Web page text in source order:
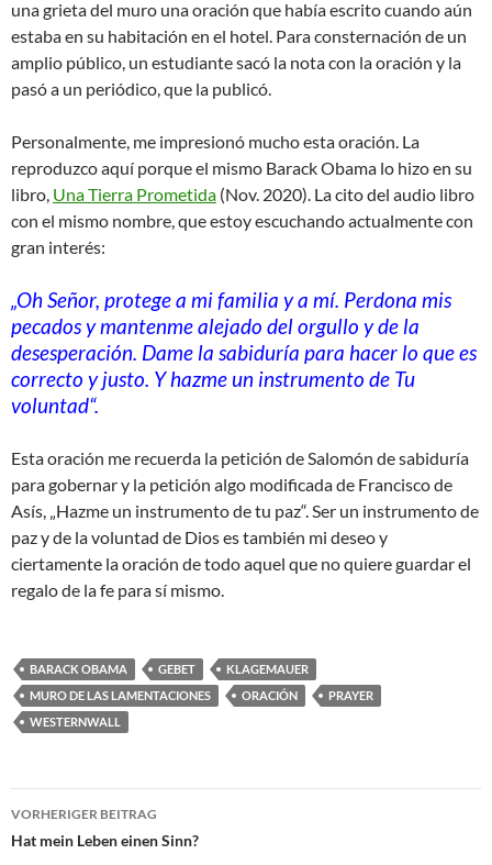
una grieta del muro una oración que había escrito cuando aún
estaba en su habitación en el hotel. Para consternación de un
amplio público, un estudiante sacó la nota con la oración y la
pasó a un periódico, que la publicó.
Personalmente, me impresionó mucho esta oración. La
reproduzco aquí porque el mismo Barack Obama lo hizo en su
libro, Una Tierra Prometida (Nov. 2020). La cito del audio libro
con el mismo nombre, que estoy escuchando actualmente con
gran interés:
„Oh Señor, protege a mi familia y a mí. Perdona mis
pecados y mantenme alejado del orgullo y de la
desesperación. Dame la sabiduría para hacer lo que es
correcto y justo. Y hazme un instrumento de Tu
voluntad“.
Esta oración me recuerda la petición de Salomón de sabiduría
para gobernar y la petición algo modificada de Francisco de
Asís, „Hazme un instrumento de tu paz“. Ser un instrumento de
paz y de la voluntad de Dios es también mi deseo y
ciertamente la oración de todo aquel que no quiere guardar el
regalo de la fe para sí mismo.
BARACK OBAMA GEBET
KLAGEMAUER
MURO DE LAS LAMENTACIONES
ORACIÓN
PRAYER
WESTERNWALL
Beitragsnavigation
VORHERIGER BEITRAG
Hat mein Leben einen Sinn?